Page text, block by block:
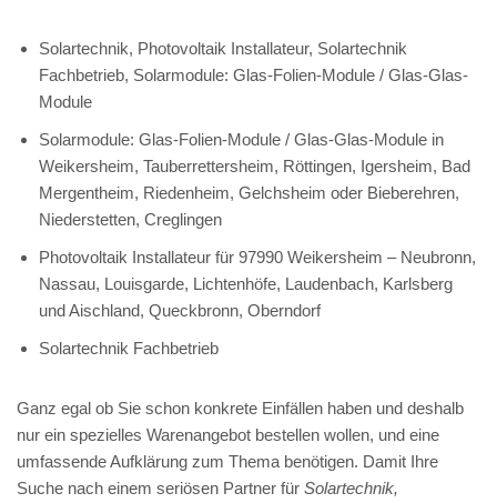
Solartechnik, Photovoltaik Installateur, Solartechnik
Fachbetrieb, Solarmodule: Glas-Folien-Module / Glas-Glas-
Module
Solarmodule: Glas-Folien-Module / Glas-Glas-Module in
Weikersheim, Tauberrettersheim, Röttingen, Igersheim, Bad
Mergentheim, Riedenheim, Gelchsheim oder Bieberehren,
Niederstetten, Creglingen
Photovoltaik Installateur für 97990 Weikersheim – Neubronn,
Nassau, Louisgarde, Lichtenhöfe, Laudenbach, Karlsberg
und Aischland, Queckbronn, Oberndorf
Solartechnik Fachbetrieb
Ganz egal ob Sie schon konkrete Einfällen haben und deshalb
nur ein spezielles Warenangebot bestellen wollen, und eine
umfassende Aufklärung zum Thema benötigen. Damit Ihre
Suche nach einem seriösen Partner für Solartechnik,